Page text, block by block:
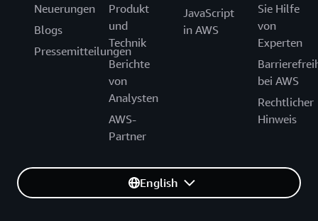
Neuerungen
Blogs
Pressemitteilungen
Produkt
und
Technik
Berichte
von
Analysten
AWS-
Partner
JavaScript
in AWS
Sie Hilfe
von
Experten
bei AWS
Rechtlicher
Hinweis
English